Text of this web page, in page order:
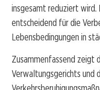
insgesamt reduziert wird.
entscheidend für die
Lebensbedingungen in
Zusammenfassend zeigt
Verwaltungsgerichts und